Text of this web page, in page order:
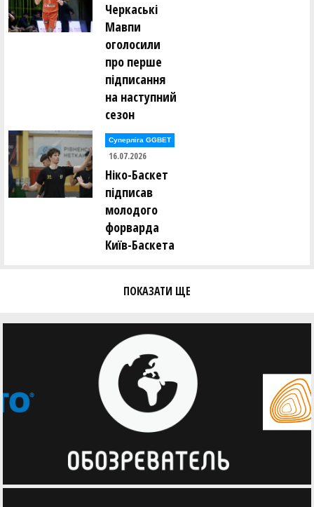
Черкаські
Мавпи
оголосили
про перше
підписання
на наступний
сезон
Суперліга GGBET
16.07.2026
Ніко-Баскет
підписав
молодого
форварда
Київ-Баскета
ПОКАЗАТИ ЩЕ